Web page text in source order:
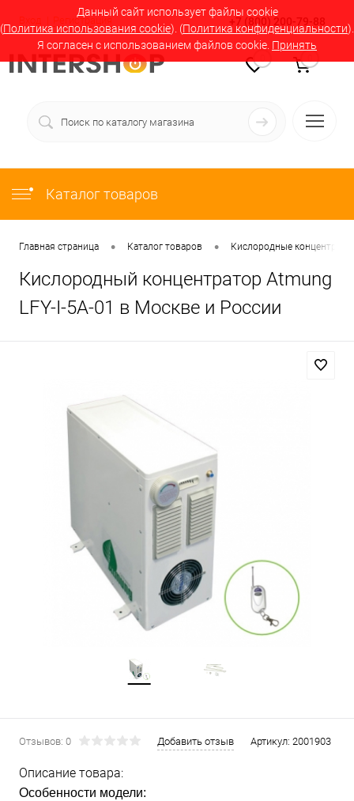
Данный сайт использует файлы cookie
(Политика использования cookie). (Политика конфиденциальности).
Я согласен с использованием файлов cookie. Принять
Вход Регистрация +7 (800) 200-79-88
Каталог товаров
Главная страница • Каталог товаров • Кислородные
Кислородный концентратор Atmung
LFY-I-5A-01 в Москве и России
Отзывов: 0 Добавить отзыв Артикул: 2001903
Описание товара:
Особенности модели: